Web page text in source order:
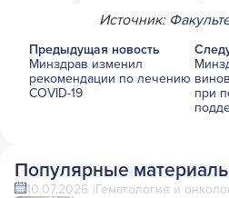
Источник:
Предыдущая новость
Минздрав изменил
рекомендации по лечению
COVID-19
при
Популярные
10.07.2026 Гематология и